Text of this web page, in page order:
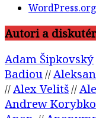
WordPress.org
Autori a
Adam Šipkovský
Badiou//
//Alex Velitš//
Andrew Korybko